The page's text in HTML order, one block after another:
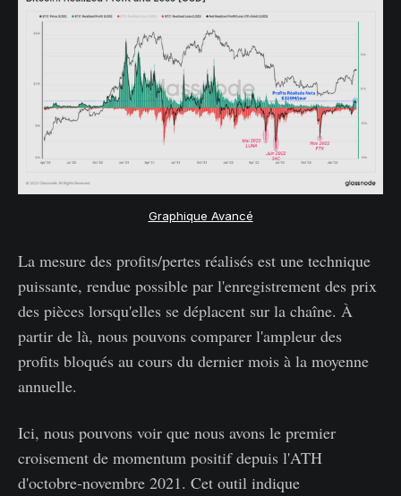
Graphique Avancé
La mesure des profits/pertes réalisés est une technique
puissante, rendue possible par l'enregistrement des prix
des pièces lorsqu'elles se déplacent sur la chaîne. À
partir de là, nous pouvons comparer l'ampleur des
profits bloqués au cours du dernier mois à la moyenne
annuelle.
Ici, nous pouvons voir que nous avons le premier
croisement de momentum positif depuis l'ATH
d'octobre-novembre 2021. Cet outil indique